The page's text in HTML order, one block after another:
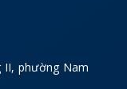
II, phường Nam